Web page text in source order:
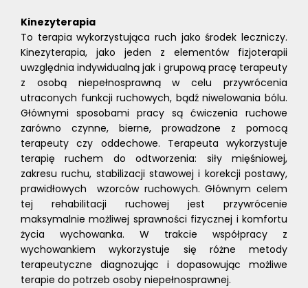
Kinezyterapia
To terapia wykorzystująca ruch jako środek leczniczy.
Kinezyterapia, jako jeden z elementów fizjoterapii
uwzględnia indywidualną jak i grupową pracę terapeuty
z osobą niepełnosprawną w celu przywrócenia
utraconych funkcji ruchowych, bądź niwelowania bólu.
Głównymi sposobami pracy są ćwiczenia ruchowe
zarówno czynne, bierne, prowadzone z pomocą
terapeuty czy oddechowe. Terapeuta wykorzystuje
terapię ruchem do odtworzenia: siły mięśniowej,
zakresu ruchu, stabilizacji stawowej i korekcji postawy,
prawidłowych wzorców ruchowych. Głównym celem
tej rehabilitacji ruchowej jest przywrócenie
maksymalnie możliwej sprawności fizycznej i komfortu
życia wychowanka. W trakcie współpracy z
wychowankiem wykorzystuje się różne metody
terapeutyczne diagnozując i dopasowując możliwe
terapie do potrzeb osoby niepełnosprawnej.